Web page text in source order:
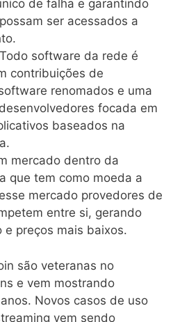
de falha e garantindo
ser acessados a
Todo software da rede é
contribuições de
renomados e uma
focada em
baseados na
mercado dentro da
que tem como moeda a
mercado provedores de
entre si, gerando
e preços mais baixos.
são veteranas no
e vem mostrando
Novos casos de uso
vem sendo